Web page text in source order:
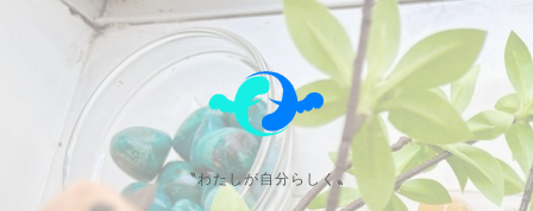
〝わたしが自分らしく〟